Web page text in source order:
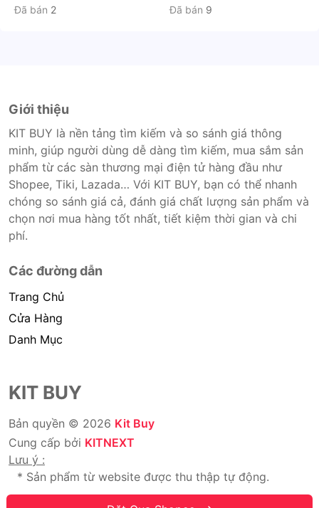
Đã bán 2
Đã bán 9
Giới thiệu
KIT BUY là nền tảng tìm kiếm và so sánh giá thông
minh, giúp người dùng dễ dàng tìm kiếm, mua sắm sản
phẩm từ các sàn thương mại điện tử hàng đầu như
Shopee, Tiki, Lazada… Với KIT BUY, bạn có thể nhanh
chóng so sánh giá cả, đánh giá chất lượng sản phẩm và
chọn nơi mua hàng tốt nhất, tiết kiệm thời gian và chi
phí.
Các đường dẫn
Trang Chủ
Cửa Hàng
Danh Mục
KIT BUY
Bản quyền © 2026 Kit Buy
Cung cấp bởi KITNEXT
Lưu ý :
* Sản phẩm từ website được thu thập tự động.
* Chúng tôi không bán hàng.